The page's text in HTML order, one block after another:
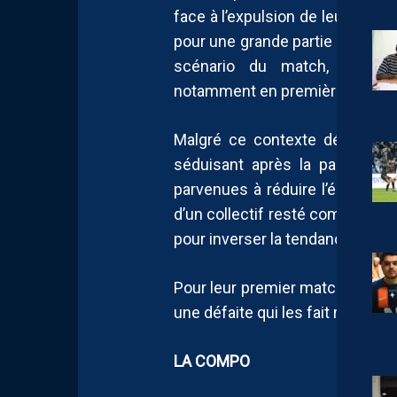
face à l’expulsion de leur
pour une grande partie de la
scénario du match,
notamment en première
Malgré ce contexte
séduisant après la pause.
parvenues à réduire l’écart
d’un collectif resté combatif
pour inverser la tendance face
Pour leur premier match de
une défaite qui les fait reculer
LA COMPO